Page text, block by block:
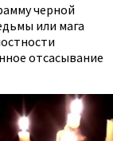
черной
или мага
отсасывание